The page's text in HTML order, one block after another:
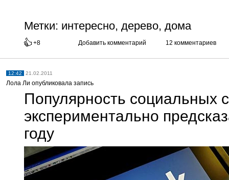
Метки: интересно, дерево, дома
+8 Добавить комментарий 12 комментариев
12:42 21.02.2011
Лола Ли опубликовала запись
Популярность социальных
экспериментально
году